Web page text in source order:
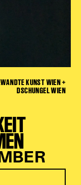
KUNST WIEN +
DSCHUNGEL WIEN